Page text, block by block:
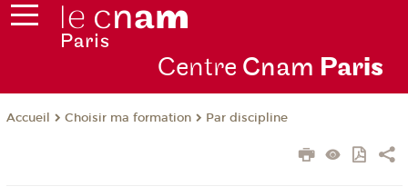
Centre Cnam Paris
Accueil Choisir ma formation Par discipline